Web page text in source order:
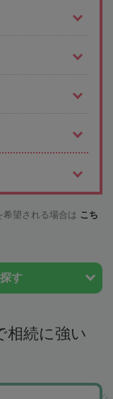
希望される場合は こち
す
相続に強い